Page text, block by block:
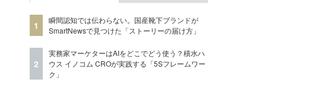
1
瞬間認知では伝わらない。国産靴下ブランドが
SmartNewsで見つけた「ストーリーの届け方」
2
実務家マーケターはAIをどこでどう使う？積水ハ
ウス イノコム CROが実践する「5Sフレームワー
ク」